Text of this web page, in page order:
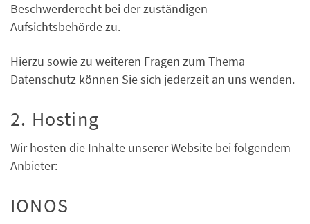
Beschwerderecht bei der zuständigen
Aufsichtsbehörde zu.
Hierzu sowie zu weiteren Fragen zum Thema
Datenschutz können Sie sich jederzeit an uns wenden.
2. Hosting
Wir hosten die Inhalte unserer Website bei folgendem
Anbieter:
IONOS